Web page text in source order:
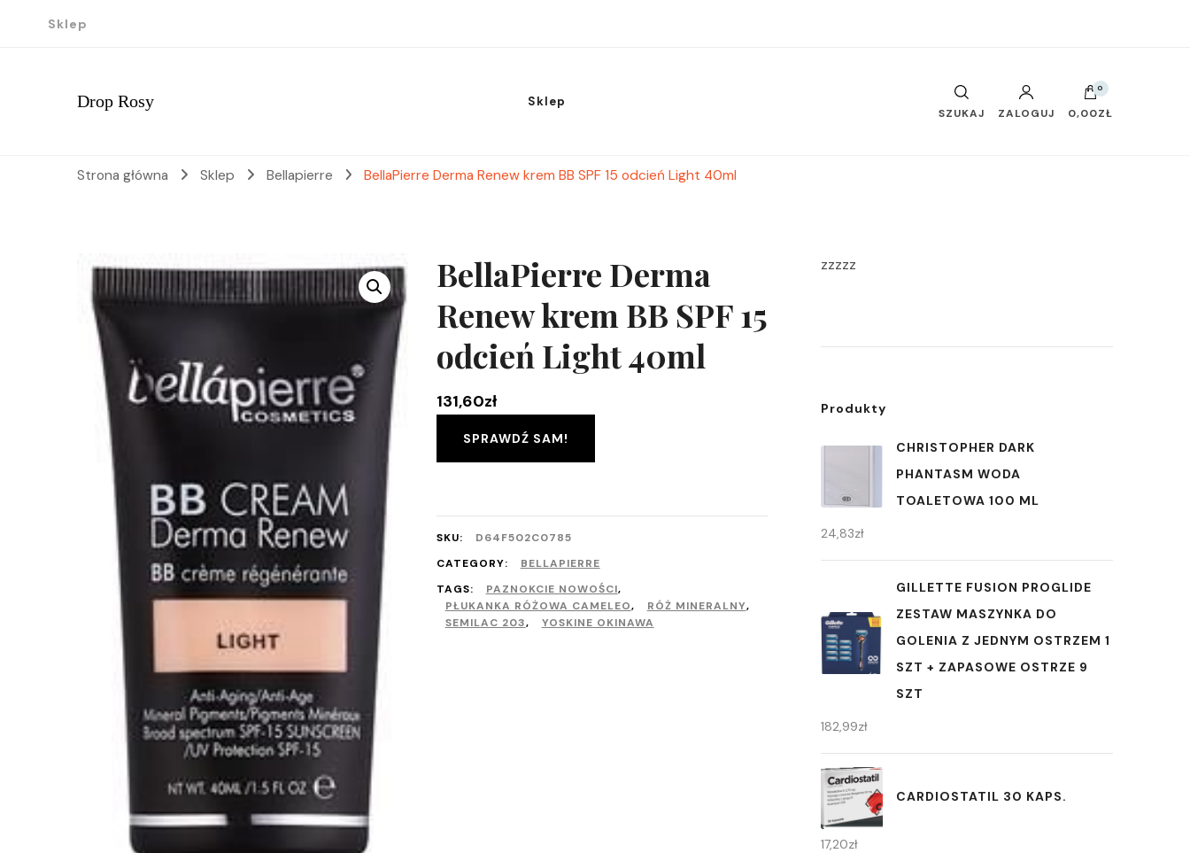
Sklep
Drop Rosy Sklep
SZUKAJ ZALOGUJ
0
0,00ZŁ
Strona główna Sklep Bellapierre BellaPierre Derma Renew krem BB SPF 15 odcień Light 40ml
BellaPierre Derma
Renew krem BB SPF 15
odcień Light 40ml
131,60zł
SPRAWDŹ SAM!
SKU:
D64F502C0785
CATEGORY:
BELLAPIERRE
TAGS:
PAZNOKCIE NOWOŚCI,
PŁUKANKA RÓŻOWA CAMELEO, RÓŻ MINERALNY,
SEMILAC 203, YOSKINE OKINAWA
zzzzz
Produkty
CHRISTOPHER DARK
PHANTASM WODA
TOALETOWA 100 ML
24,83zł
GILLETTE FUSION PROGLIDE
ZESTAW MASZYNKA DO
GOLENIA Z JEDNYM OSTRZEM 1
SZT + ZAPASOWE OSTRZE 9
SZT
182,99zł
CARDIOSTATIL 30 KAPS.
17,20zł